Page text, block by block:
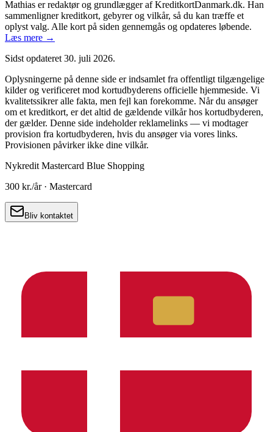
Mathias er redaktør og grundlægger af KreditkortDanmark.dk. Han
sammenligner kreditkort, gebyrer og vilkår, så du kan træffe et
oplyst valg. Alle kort på siden gennemgås og opdateres løbende.
Læs mere →
Sidst opdateret 30. juli 2026.
Oplysningerne på denne side er indsamlet fra offentligt tilgængelige
kilder og verificeret mod kortudbyderens officielle hjemmeside. Vi
kvalitetssikrer alle fakta, men fejl kan forekomme. Når du ansøger
om et kreditkort, er det altid de gældende vilkår hos kortudbyderen,
der gælder. Denne side indeholder reklamelinks — vi modtager
provision fra kortudbyderen, hvis du ansøger via vores links.
Provisionen påvirker ikke dine vilkår.
Nykredit Mastercard Blue Shopping
300 kr./år · Mastercard
Bliv kontaktet